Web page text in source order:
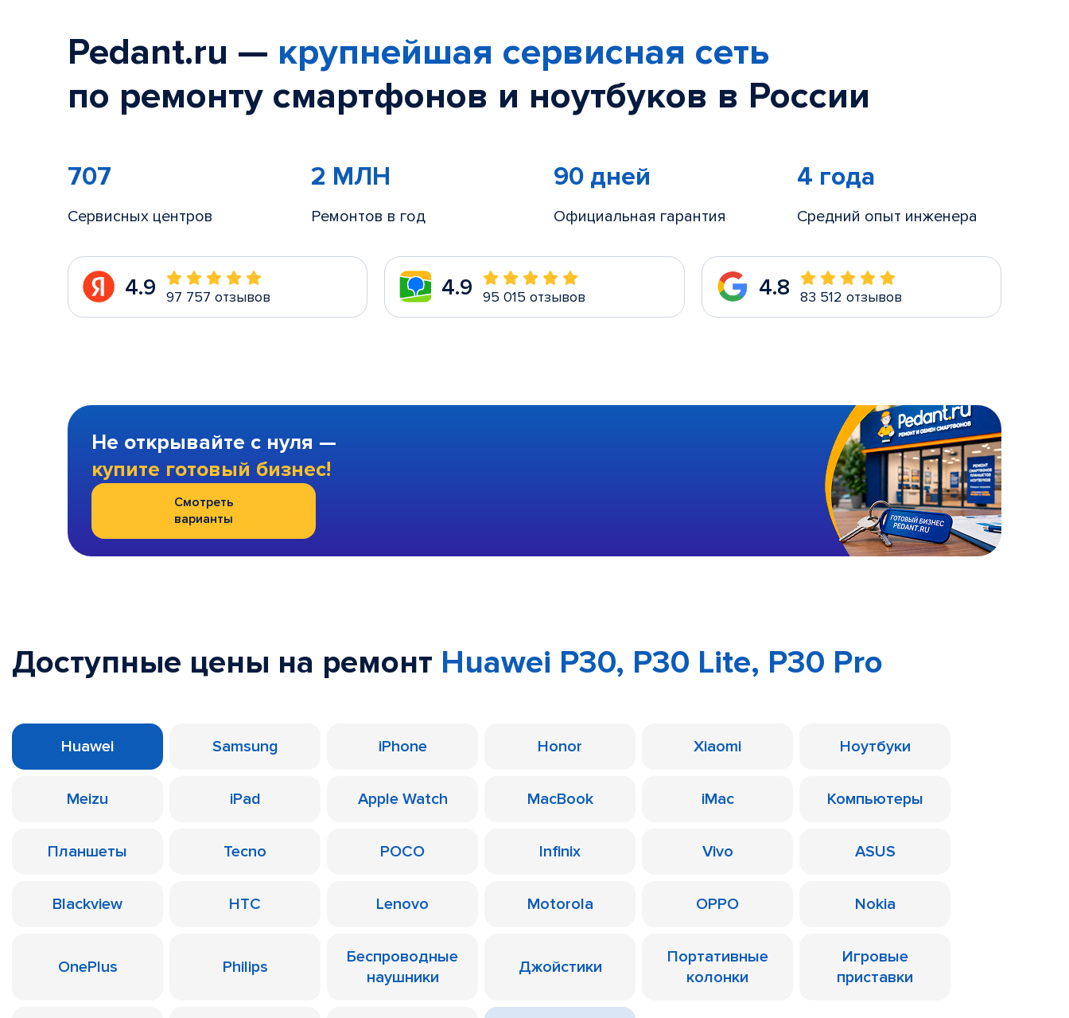
Pedant.ru — крупнейшая сервисная сеть
по ремонту смартфонов и ноутбуков в России
707
Сервисных центров
2 МЛН
Ремонтов в год
90 дней
Официальная гарантия
4 года
Средний опыт инженера
4.9 97 757 отзывов 4.9 95 015 отзывов 4.8 83 512 отзывов
Не открывайте с нуля —
купите готовый бизнес!
Смотреть
варианты
Доступные цены на ремонт Huawei P30, P30 Lite, P30 Pro
Huawei Samsung iPhone Honor Xiaomi Ноутбуки
Meizu iPad Apple Watch MacBook iMac Компьютеры
Планшеты Tecno POCO Infinix Vivo ASUS
Blackview HTC Lenovo Motorola OPPO Nokia
OnePlus Philips
Беспроводные
наушники
Джойстики
Портативные
колонки
Игровые
приставки